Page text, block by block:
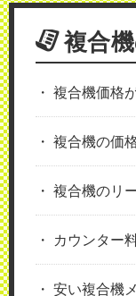
複合
複合機価格
複合機の価
複合機のリ
カウンター
安い複合機